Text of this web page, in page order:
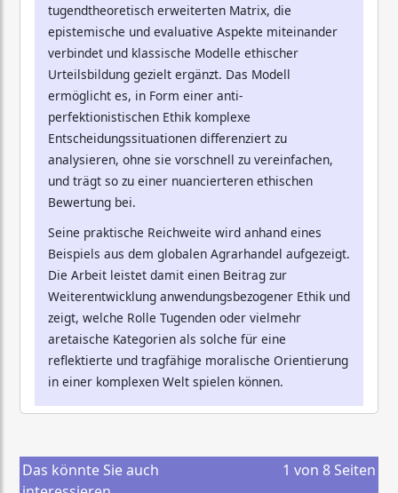
tugendtheoretisch erweiterten Matrix, die
epistemische und evaluative Aspekte miteinander
verbindet und klassische Modelle ethischer
Urteilsbildung gezielt ergänzt. Das Modell
ermöglicht es, in Form einer anti-
perfektionistischen Ethik komplexe
Entscheidungssituationen differenziert zu
analysieren, ohne sie vorschnell zu vereinfachen,
und trägt so zu einer nuancierteren ethischen
Bewertung bei.
Seine praktische Reichweite wird anhand eines
Beispiels aus dem globalen Agrarhandel aufgezeigt.
Die Arbeit leistet damit einen Beitrag zur
Weiterentwicklung anwendungsbezogener Ethik und
zeigt, welche Rolle Tugenden oder vielmehr
aretaische Kategorien als solche für eine
reflektierte und tragfähige moralische Orientierung
in einer komplexen Welt spielen können.
Das könnte Sie auch
1 von 8 Seiten